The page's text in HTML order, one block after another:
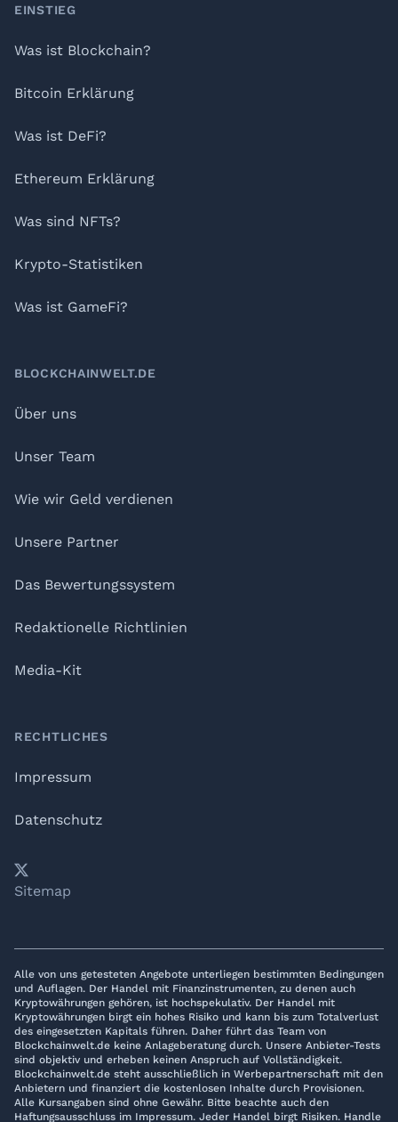
Footer
EINSTIEG
Was ist Blockchain?
Bitcoin Erklärung
Was ist DeFi?
Ethereum Erklärung
Was sind NFTs?
Krypto-Statistiken
Was ist GameFi?
BLOCKCHAINWELT.DE
Über uns
Unser Team
Wie wir Geld verdienen
Unsere Partner
Das Bewertungssystem
Redaktionelle Richtlinien
Media-Kit
RECHTLICHES
Impressum
Datenschutz
YouTube
𝕏LinkedIn
Telegram
Sitemap
Alle von uns getesteten Angebote unterliegen bestimmten Bedingungen
und Auflagen. Der Handel mit Finanzinstrumenten, zu denen auch
Kryptowährungen gehören, ist hochspekulativ. Der Handel mit
Kryptowährungen birgt ein hohes Risiko und kann bis zum Totalverlust
des eingesetzten Kapitals führen. Daher führt das Team von
Blockchainwelt.de keine Anlageberatung durch. Unsere Anbieter-Tests
sind objektiv und erheben keinen Anspruch auf Vollständigkeit.
Blockchainwelt.de steht ausschließlich in Werbepartnerschaft mit den
Anbietern und finanziert die kostenlosen Inhalte durch Provisionen.
Alle Kursangaben sind ohne Gewähr. Bitte beachte auch den
Haftungsausschluss im Impressum. Jeder Handel birgt Risiken. Handle